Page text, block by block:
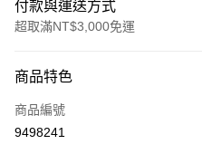
付款與運送方式
超取滿NT$3,000免運
信用卡一次付款
超商取貨付款
商品特色
商品編號
9498241